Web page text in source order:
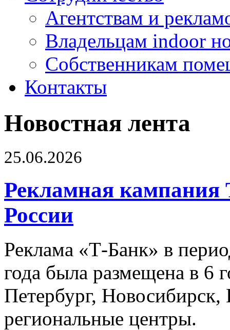
Агентствам и
Владельцам indoor
Собственникам
Контакты
Новостная лента
25.06.2026
Рекламная кампания
России
Реклама «Т-Банк» в
года была размещена в 6
Петербург,
региональные центры.